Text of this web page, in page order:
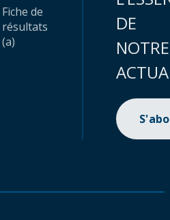
Fiche de
résultats
(a)
DE
NOTRE